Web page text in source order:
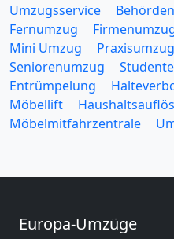
Umzugsservice
Fernumzug
Mini Umzug
Praxisumzug
Seniorenumzug
Entrümpelung
Möbellift
Möbelmitfahrzentrale
Europa-Umzüge